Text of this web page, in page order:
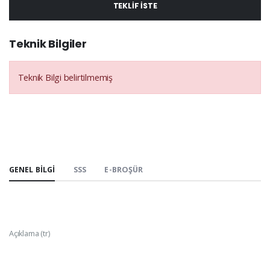
TEKLIF ISTE
Teknik Bilgiler
Teknik Bilgi belirtilmemiş
GENEL BILGI SSS E-BROŞÜR
Açıklama (tr)